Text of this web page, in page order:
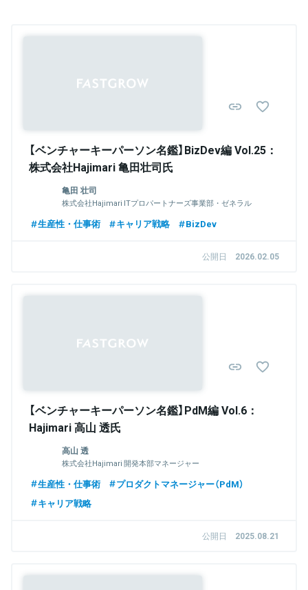
【ベンチャーキーパーソン名鑑】BizDev編 Vol.25：
株式会社Hajimari 亀田壮司氏
亀田 壮司
株式会社Hajimari ITプロパートナーズ事業部・ゼネラル
生産性・仕事術 キャリア戦略 BizDev
公開日 2026.02.05
【ベンチャーキーパーソン名鑑】PdM編 Vol.6：
Hajimari 高山 透氏
高山 透
株式会社Hajimari 開発本部マネージャー
生産性・仕事術
プロダクトマネージャー（PdM）
キャリア戦略
公開日 2025.08.21